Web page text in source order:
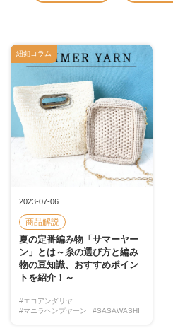
2023-07-06
商品解説
夏の定番編み物「サマーヤー
ン」とは～糸の選び方と編み
物の豆知識、おすすめポイン
トを紹介！～
#エコアンダリヤ
#マニラヘンプヤーン
#SASAWASHI
紐釦コラム